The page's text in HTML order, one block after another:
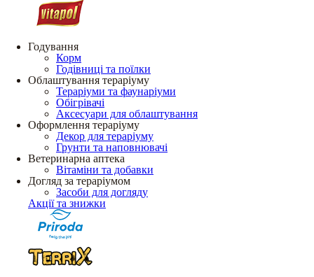
Годування
Корм
Годівниці та поїлки
Облаштування тераріуму
Тераріуми та фаунаріуми
Обігрівачі
Аксесуари для облаштування
Оформлення тераріуму
Декор для тераріуму
Грунти та наповнювачі
Ветеринарна аптека
Вітаміни та добавки
Догляд за тераріумом
Засоби для догляду
Акції та знижки